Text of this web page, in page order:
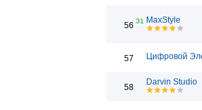
56 31 MaxStyle
57 Цифровой
58
Darvin Studio